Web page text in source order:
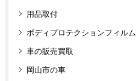
用品取付
ボディプロテクションフィルム
車の販売買取
岡山市の車